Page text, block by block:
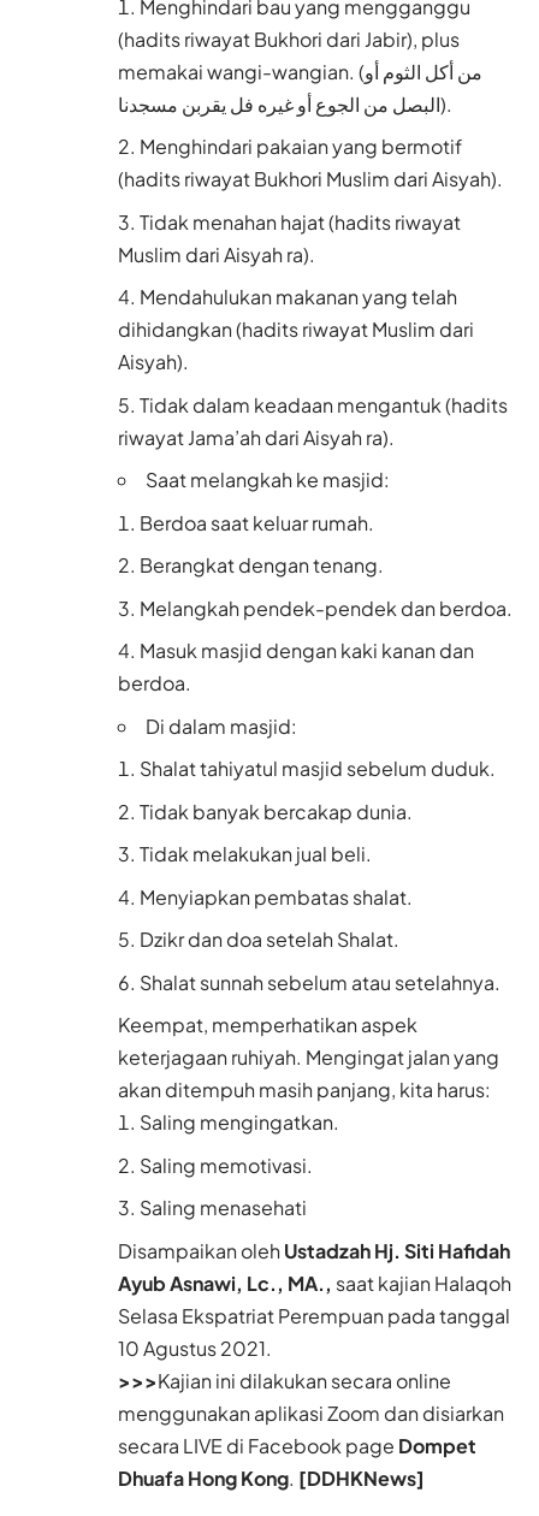
Menghindari bau yang mengganggu
(hadits riwayat Bukhori dari Jabir), plus
memakai wangi-wangian. (من أكل الثوم أو
البصل من الجوع أو غيره فل يقربن مسجدنا).
Menghindari pakaian yang bermotif
(hadits riwayat Bukhori Muslim dari Aisyah).
Tidak menahan hajat (hadits riwayat
Muslim dari Aisyah ra).
Mendahulukan makanan yang telah
dihidangkan (hadits riwayat Muslim dari
Aisyah).
Tidak dalam keadaan mengantuk (hadits
riwayat Jama’ah dari Aisyah ra).
Saat melangkah ke masjid:
Berdoa saat keluar rumah.
Berangkat dengan tenang.
Melangkah pendek-pendek dan berdoa.
Masuk masjid dengan kaki kanan dan
berdoa.
Di dalam masjid:
Shalat tahiyatul masjid sebelum duduk.
Tidak banyak bercakap dunia.
Tidak melakukan jual beli.
Menyiapkan pembatas shalat.
Dzikr dan doa setelah Shalat.
Shalat sunnah sebelum atau setelahnya.
Keempat, memperhatikan aspek
keterjagaan ruhiyah. Mengingat jalan yang
akan ditempuh masih panjang, kita harus:
Saling mengingatkan.
Saling memotivasi.
Saling menasehati
Disampaikan olehUstadzah Hj. Siti Hafidah
Ayub Asnawi, Lc., MA., saat kajian Halaqoh
Selasa Ekspatriat Perempuan pada tanggal
10 Agustus 2021.
>>>Kajian ini dilakukan secara online
menggunakan aplikasi Zoom dan disiarkan
secara LIVE di Facebook page Dompet
Dhuafa Hong Kong. [DDHKNews]